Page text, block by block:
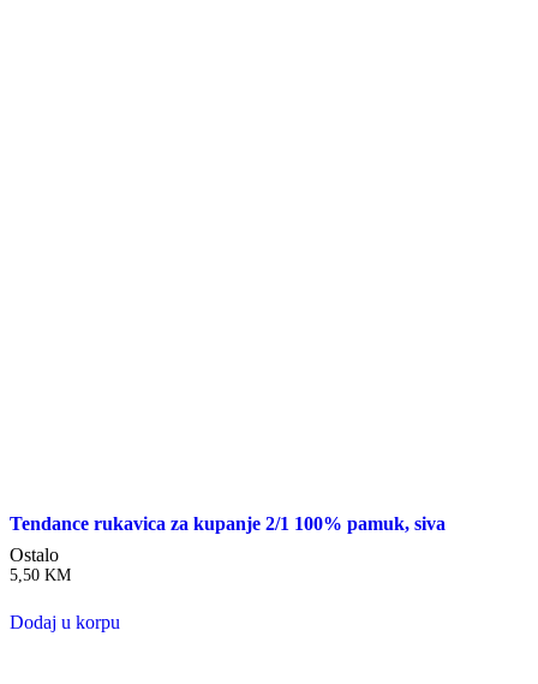
Tendance rukavica za kupanje 2/1 100% pamuk, siva
Ostalo
5,50 KM
Dodaj u korpu